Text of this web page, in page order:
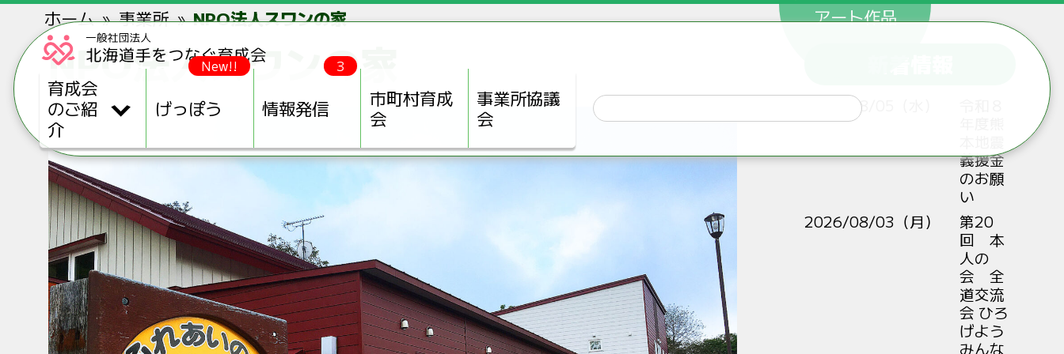
育成会
のご紹
介
New!!
げっぽう
3
情報発信
市町村育成
会
事業所協議
会
アート作品
ホーム 事業所 NPO法人スワンの家
NPO法人スワンの家
2026/08/05（水）
義援金
のお願
い
2026/08/03（月）
第20
回 本
人の
会 全
道交流
会 ひろ
げよう
みんな